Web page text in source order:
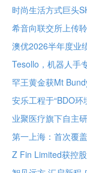
罕王黄金获Mt
安乐工程于“BDO环
第一上海：首次覆
Z Fin Limited获控